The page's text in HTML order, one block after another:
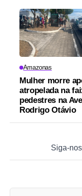
Amazonas
Mulher morre
atropelada na
pedestres na
Rodrigo Otávio
Siga-